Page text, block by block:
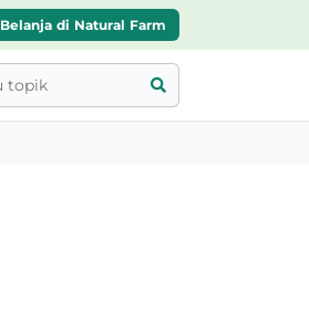
Belanja di Natural Farm